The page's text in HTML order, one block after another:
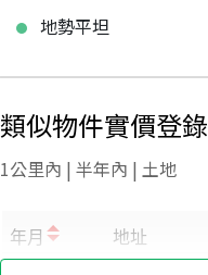
地勢平坦
類似物件實價登錄
1公里內 | 半年內 | 土地